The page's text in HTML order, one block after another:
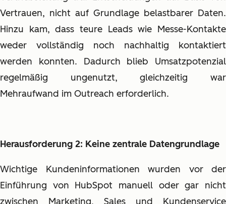
Vertrauen, nicht auf Grundlage belastbarer Daten.
Hinzu kam, dass teure Leads wie Messe-Kontakte
weder vollständig noch nachhaltig kontaktiert
werden konnten. Dadurch blieb Umsatzpotenzial
regelmäßig ungenutzt, gleichzeitig war
Mehraufwand im Outreach erforderlich.
Herausforderung 2: Keine zentrale Datengrundlage
Wichtige Kundeninformationen wurden vor der
Einführung von HubSpot manuell oder gar nicht
zwischen Marketing, Sales und Kundenservice